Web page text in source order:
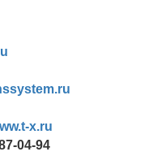
x.ru
04-94